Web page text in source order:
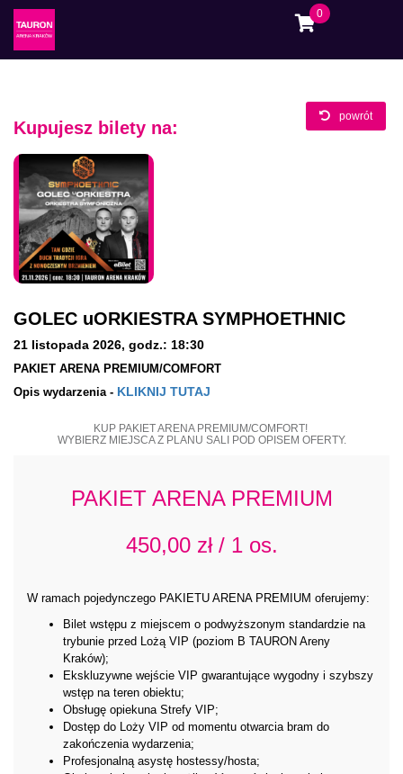
0
Kupujesz bilety na:
powrót
GOLEC uORKIESTRA SYMPHOETHNIC
21 listopada 2026, godz.: 18:30
PAKIET ARENA PREMIUM/COMFORT
Opis wydarzenia - KLIKNIJ TUTAJ
KUP PAKIET ARENA PREMIUM/COMFORT!
WYBIERZ MIEJSCA Z PLANU SALI POD OPISEM OFERTY.
PAKIET ARENA PREMIUM
450,00 zł / 1 os.
W ramach pojedynczego PAKIETU ARENA PREMIUM oferujemy:
Bilet wstępu z miejscem o podwyższonym standardzie na
trybunie przed Lożą VIP (poziom B TAURON Areny
Kraków);
Ekskluzywne wejście VIP gwarantujące wygodny i szybszy
wstęp na teren obiektu;
Obsługę opiekuna Strefy VIP;
Dostęp do Loży VIP od momentu otwarcia bram do
zakończenia wydarzenia;
Profesjonalną asystę hostessy/hosta;